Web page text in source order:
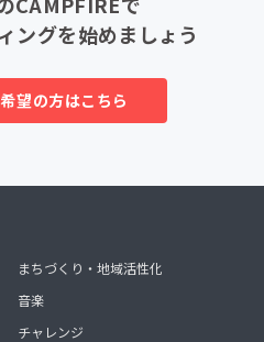
ングを始めましょう
望の方はこちら
まちづくり・地域活性化
音楽
チャレンジ